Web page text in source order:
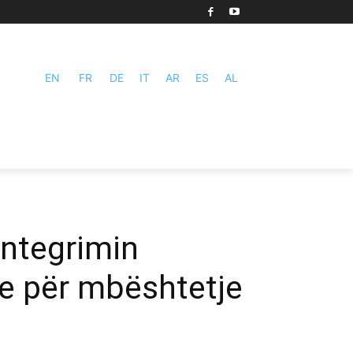
EN FR DE IT AR ES AL
për mbështetje